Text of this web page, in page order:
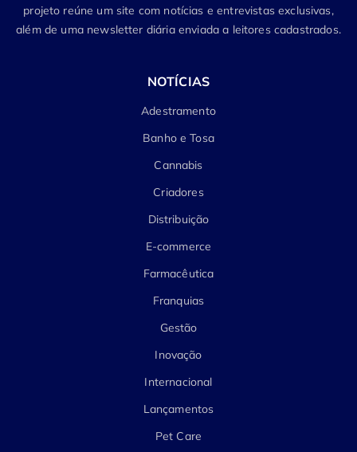
projeto reúne um site com notícias e entrevistas exclusivas,
além de uma newsletter diária enviada a leitores cadastrados.
NOTÍCIAS
Adestramento
Banho e Tosa
Cannabis
Criadores
Distribuição
E-commerce
Farmacêutica
Franquias
Gestão
Inovação
Internacional
Lançamentos
Pet Care